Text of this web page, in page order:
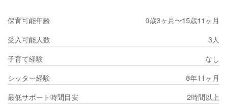
保育可能年齢
0歳3ヶ月〜15歳11ヶ月
受入可能人数
3人
子育て経験
なし
シッター経験
8年11ヶ月
最低サポート時間目安
2時間以上